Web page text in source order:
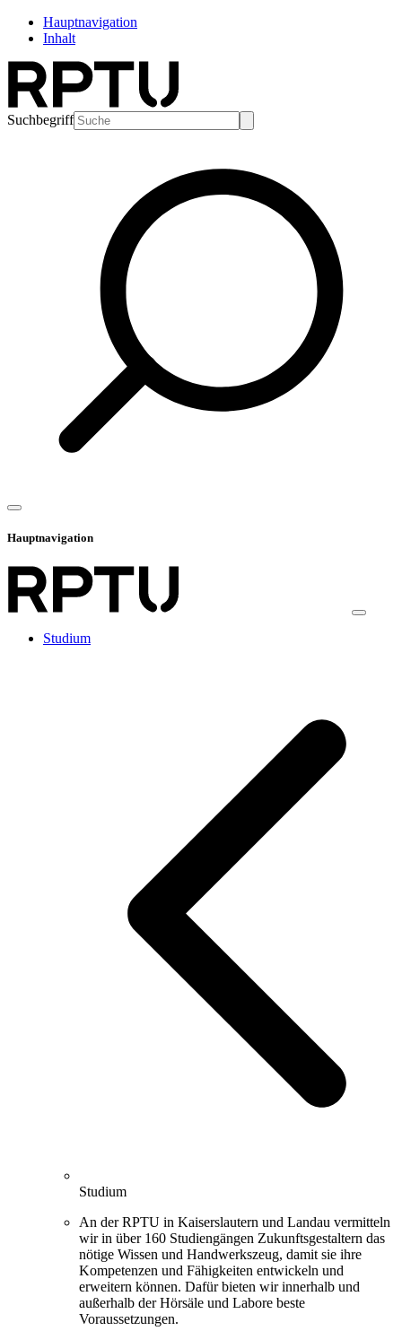
Hauptnavigation
Inhalt
Suchbegriff
Hauptnavigation
Studium
Studium
An der RPTU in Kaiserslautern und Landau vermitteln
wir in über 160 Studiengängen Zukunftsgestaltern das
nötige Wissen und Handwerkszeug, damit sie ihre
Kompetenzen und Fähigkeiten entwickeln und
erweitern können. Dafür bieten wir innerhalb und
außerhalb der Hörsäle und Labore beste
Voraussetzungen.